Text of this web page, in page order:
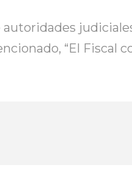
autoridades
“El Fiscal